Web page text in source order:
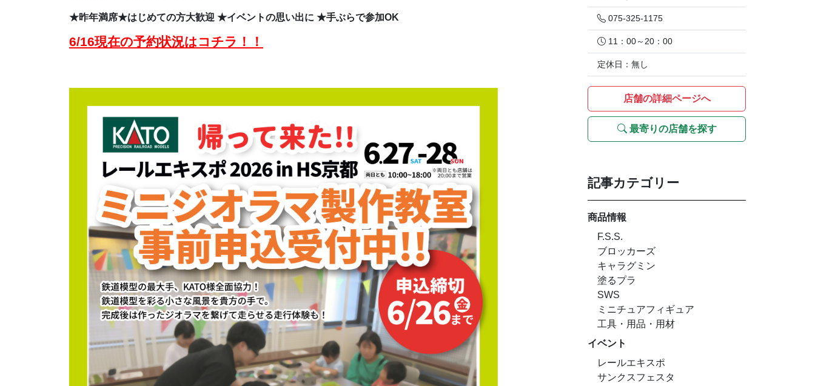
★昨年満席★はじめての方大歓迎 ★イベントの思い出に ★手ぶらで参加OK
6/16現在の予約状況はコチラ！！
075-325-1175
11：00～20：00
定休日：無し
店舗の詳細ページへ
最寄りの店舗を探す
記事カテゴリー
商品情報
F.S.S.
ブロッカーズ
キャラグミン
塗るプラ
SWS
ミニチュアフィギュア
工具・用品・用材
イベント
レールエキスポ
サンクスフェスタ